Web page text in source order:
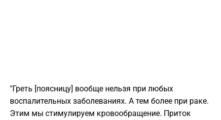
"Греть [поясницу] вообще нельзя при любых
воспалительных заболеваниях. А тем более при раке.
Этим мы стимулируем кровообращение. Приток